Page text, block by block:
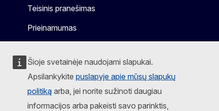
Šioje svetainėje naudojami slapukai.
Apsilankykite puslapyje apie mūsų slapukų
politiką arba, jei norite sužinoti daugiau
informacijos arba pakeisti savo parinktis,
Teisinis pranešimas
Prieinamumas